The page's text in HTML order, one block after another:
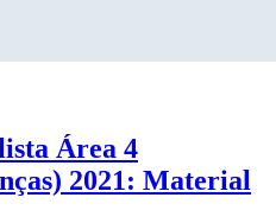
Área 4
2021: Material